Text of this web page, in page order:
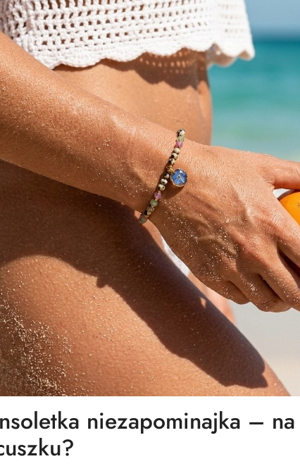
niezapominajka –